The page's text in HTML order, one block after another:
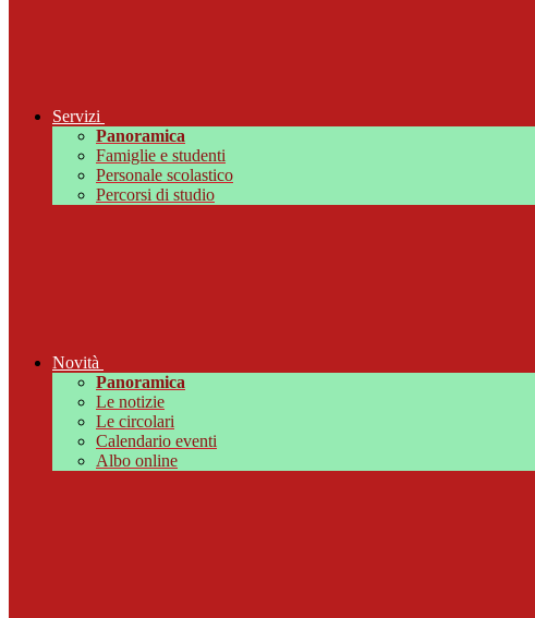
Servizi
Panoramica
Famiglie e studenti
Personale scolastico
Percorsi di studio
Novità
Panoramica
Le notizie
Le circolari
Calendario eventi
Albo online